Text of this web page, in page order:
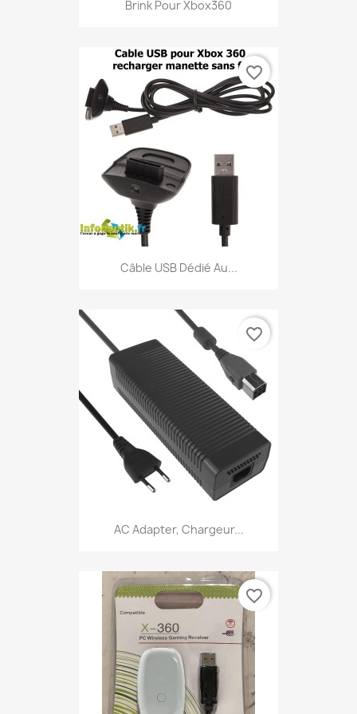
Brink Pour Xbox360
Câble USB Dédié Au...
favorite_border
AC Adapter, Chargeur...
favorite_border
favorite_border